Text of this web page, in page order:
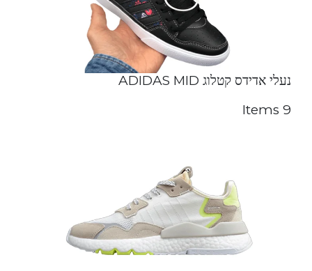
נעלי אדידס קטלוג ADIDAS MID
9 Items